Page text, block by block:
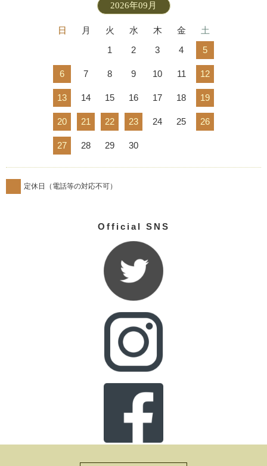
2026年09月
日 月 火 水 木 金
土
1
2 3 4 5
6 7 8 9 10 11 12
13 14 15 16 17 18 19
20 21 22 23 24 25 26
27 28 29 30
定休日（電話等の対応不可）
Official SNS